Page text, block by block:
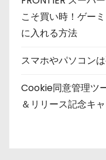
こそ買い時！ゲー
に入れる方法
スマホやパソコン
Cookie同意管理ツ
＆リリース記念キ